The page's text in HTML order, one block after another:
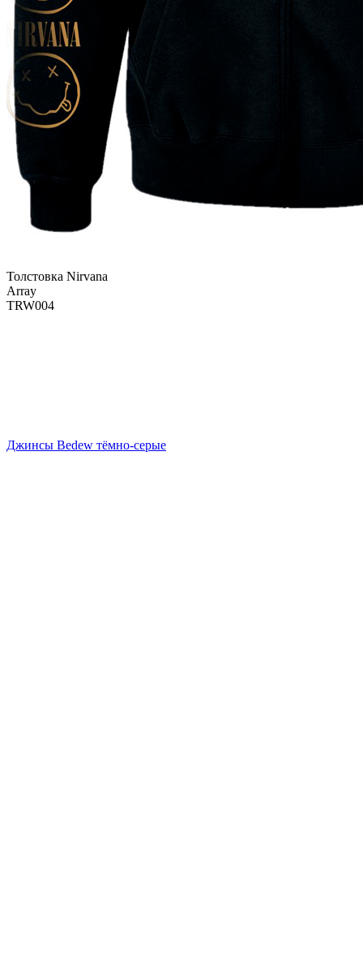
Толстовка Nirvana
Array
TRW004
Джинсы Bedew тёмно-серые